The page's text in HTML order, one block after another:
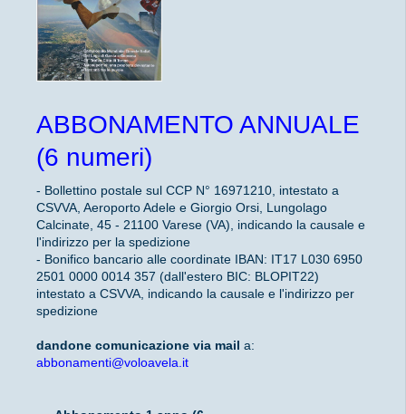
ABBONAMENTO ANNUALE
(6 numeri)
- Bollettino postale sul CCP N° 16971210, intestato a
CSVVA, Aeroporto Adele e Giorgio Orsi, Lungolago
Calcinate, 45 - 21100 Varese (VA), indicando la causale e
l'indirizzo per la spedizione
- Bonifico bancario alle coordinate IBAN: IT17 L030 6950
2501 0000 0014 357 (dall'estero BIC: BLOPIT22)
intestato a CSVVA, indicando la causale e l'indirizzo per
spedizione
dandone comunicazione via mail a:
abbonamenti@voloavela.it